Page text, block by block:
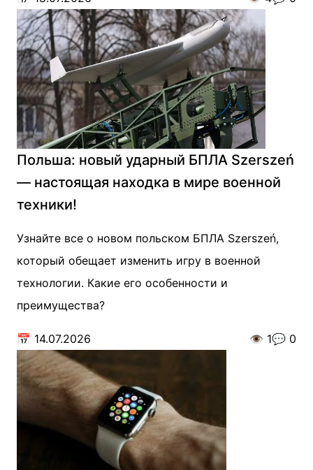
Польша: новый ударный БПЛА Szerszeń
— настоящая находка в мире военной
техники!
Узнайте все о новом польском БПЛА Szerszeń,
который обещает изменить игру в военной
технологии. Какие его особенности и
преимущества?
📅 14.07.2026 👁️ 1💬 0